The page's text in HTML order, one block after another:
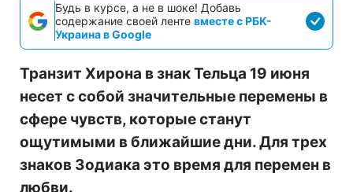
Будь в курсе, а не в шоке! Добавь
содержание своей ленте вместе с РБК-
Украина в Google
Транзит Хирона в знак Тельца 19 июня
несет с собой значительные перемены в
сфере чувств, которые станут
ощутимыми в ближайшие дни. Для трех
знаков Зодиака это время для перемен в
любви.